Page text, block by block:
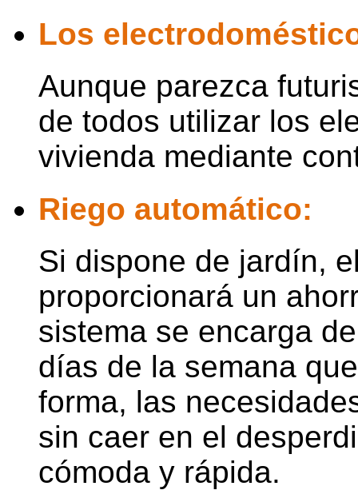
Los
Aunque parezca
de todos utilizar los
vivienda mediante
Riego automático:
Si dispone de jardín,
proporcionará un
sistema se encarga
días de la semana
forma, las
sin caer en el
cómoda y rápida.